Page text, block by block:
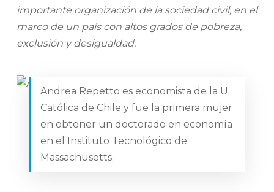
importante organización de la sociedad civil, en el
marco de un país con altos grados de pobreza,
exclusión y desigualdad.
Andrea Repetto es economista de la U.
Católica de Chile y fue la primera mujer
en obtener un doctorado en economía
en el Instituto Tecnológico de
Massachusetts.